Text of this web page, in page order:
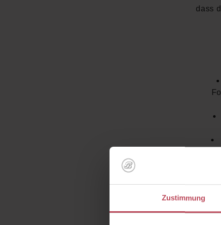
Zustimmung
dass